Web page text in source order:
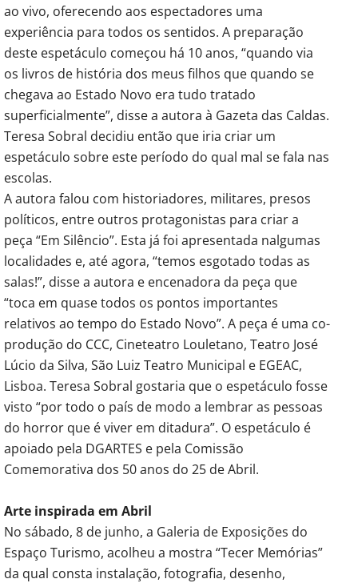
ao vivo, oferecendo aos espectadores uma
experiência para todos os sentidos. A preparação
deste espetáculo começou há 10 anos, “quando via
os livros de história dos meus filhos que quando se
chegava ao Estado Novo era tudo tratado
superficialmente”, disse a autora à Gazeta das Caldas.
Teresa Sobral decidiu então que iria criar um
espetáculo sobre este período do qual mal se fala nas
escolas.
A autora falou com historiadores, militares, presos
políticos, entre outros protagonistas para criar a
peça “Em Silêncio”. Esta já foi apresentada nalgumas
localidades e, até agora, “temos esgotado todas as
salas!”, disse a autora e encenadora da peça que
“toca em quase todos os pontos importantes
relativos ao tempo do Estado Novo”. A peça é uma co-
produção do CCC, Cineteatro Louletano, Teatro José
Lúcio da Silva, São Luiz Teatro Municipal e EGEAC,
Lisboa. Teresa Sobral gostaria que o espetáculo fosse
visto “por todo o país de modo a lembrar as pessoas
do horror que é viver em ditadura”. O espetáculo é
apoiado pela DGARTES e pela Comissão
Comemorativa dos 50 anos do 25 de Abril.
Arte inspirada em Abril
No sábado, 8 de junho, a Galeria de Exposições do
Espaço Turismo, acolheu a mostra “Tecer Memórias”
da qual consta instalação, fotografia, desenho,